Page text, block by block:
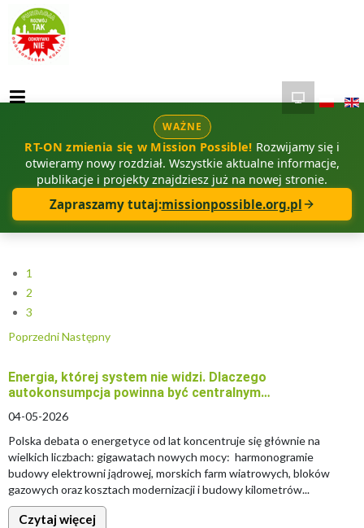
WAŻNE
RT-ON zmienia się w Mission Possible! Rozwijamy się i
otwieramy nowy rozdział. Wszystkie aktualne informacje,
publikacje i projekty znajdziesz już na nowej stronie.
Zapraszamy tutaj:missionpossible.org.pl
1
2
3
PoprzedniNastępny
Energia, której system nie widzi. Dlaczego
autokonsumpcja powinna być centralnym…
04-05-2026
Polska debata o energetyce od lat koncentruje się głównie na
wielkich liczbach: gigawatach nowych mocy: harmonogramie
budowy elektrowni jądrowej, morskich farm wiatrowych, bloków
gazowych oraz kosztach modernizacji i budowy kilometrów...
Czytaj więcej